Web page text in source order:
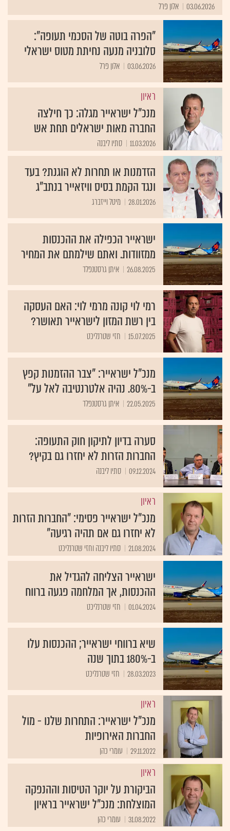
03.06.2026 אלון פרל
"הפרה בוטה של הסכמי תעופה":
סלובניה מנעה נחיתת מטוס ישראלי
03.06.2026 אלון פרל
ראיון
מנכ"ל ישראייר מגלה: כך חילצה
החברה מאות ישראלים תחת אש
11.03.2026 סתיו ליבנה
הזדמנות או תחרות לא הוגנת? בעד
ונגד הקמת בסיס וויזאייר בנתב"ג
28.01.2026 מיטל וייזברג
ישראייר הכפילה את ההכנסות
ממזוודות. ואתם שילמתם את המחיר
26.08.2025 איתן גרסטנפלד
רמי לוי קונה מרמי לוי: האם העסקה
בין רשת המזון לישראייר תאושר?
15.07.2025 חזי שטרנליכט
מנכ"ל ישראייר: "צבר ההזמנות קפץ
ב-80%. נהיה אלטרנטיבה לאל על"
22.05.2025 איתן גרסטנפלד
סערה בדיון לתיקון חוק התעופה:
החברות הזרות לא יחזרו גם בקיץ?
09.12.2024 סתיו ליבנה
ראיון
מנכ"ל ישראייר פסימי: "החברות הזרות
לא יחזרו גם אם תהיה רגיעה"
21.08.2024 סתיו ליבנה וחזי שטרנליכט
ישראייר הצליחה להגדיל את
ההכנסות, אך המלחמה פגעה ברווח
01.04.2024 חזי שטרנליכט
שיא ברווחי ישראייר; ההכנסות עלו
ב-180% בתוך שנה
28.03.2023 חזי שטרנליכט
ראיון
מנכ"ל ישראייר: התחרות שלנו - מול
החברות האירופיות
29.11.2022 עומרי כהן
ראיון
הביקורת על יוקר הטיסות וההנפקה
המוצלחת: מנכ"ל ישראייר בראיון
31.08.2022 עומרי כהן